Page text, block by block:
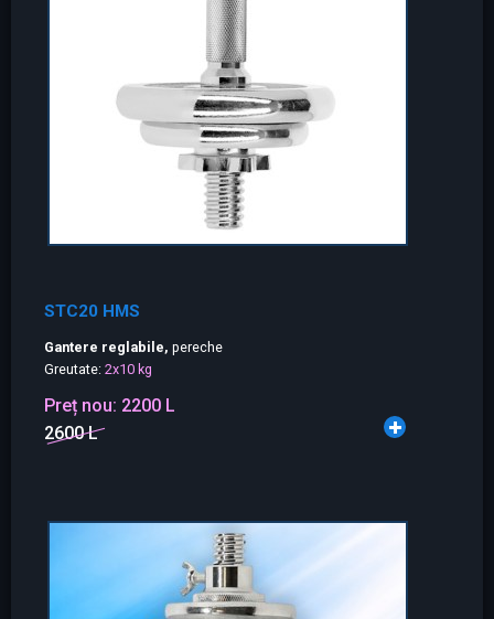
STC20 HMS
Gantere reglabile, pereche
Greutate: 2x10 kg
Preț nou: 2200 L
2600 L